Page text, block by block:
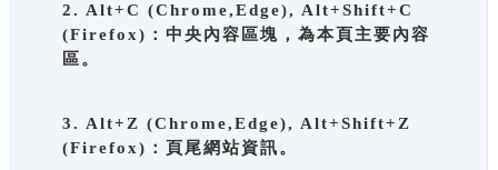
2. Alt+C (Chrome,Edge), Alt+Shift+C
(Firefox)：中央內容區塊，為本頁主要內容
區。
3. Alt+Z (Chrome,Edge), Alt+Shift+Z
(Firefox)：頁尾網站資訊。